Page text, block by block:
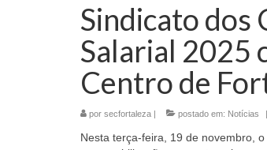
Sindicato dos
Salarial 2025
Centro de
por secfortaleza | postado em: Notícias |
Nesta terça-feira, 19 de novembro,